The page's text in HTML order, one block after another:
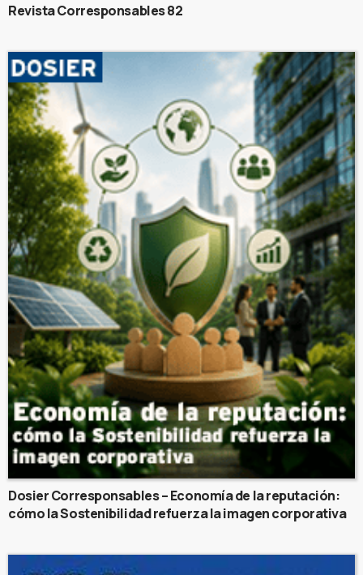
Revista Corresponsables 82
Dosier Corresponsables – Economía de la reputación:
cómo la Sostenibilidad refuerza la imagen corporativa